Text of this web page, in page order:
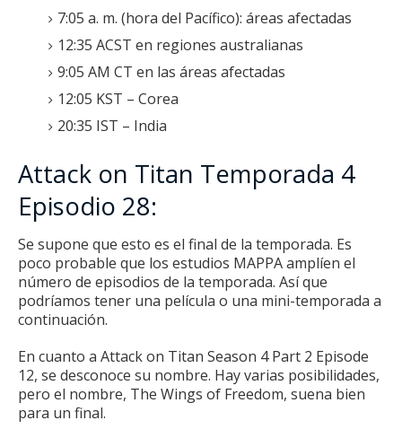
7:05 a. m. (hora del Pacífico): áreas afectadas
12:35 ACST en regiones australianas
9:05 AM CT en las áreas afectadas
12:05 KST – Corea
20:35 IST – India
Attack on Titan Temporada 4
Episodio 28:
Se supone que esto es el final de la temporada. Es
poco probable que los estudios MAPPA amplíen el
número de episodios de la temporada. Así que
podríamos tener una película o una mini-temporada a
continuación.
En cuanto a Attack on Titan Season 4 Part 2 Episode
12, se desconoce su nombre. Hay varias posibilidades,
pero el nombre, The Wings of Freedom, suena bien
para un final.